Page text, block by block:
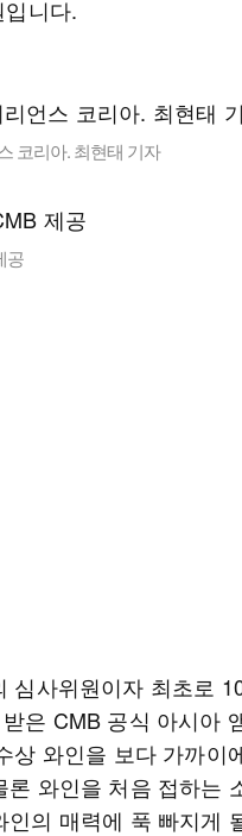
니다.
코리아. 최현태 기자
공
심사위원이자 최초로
은 CMB 공식 아시아
상 와인을 보다 가까이
론 와인을 처음 접하는
의 매력에 푹 빠지게